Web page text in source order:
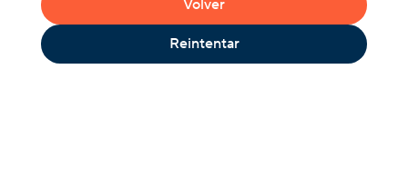
Volver
Reintentar